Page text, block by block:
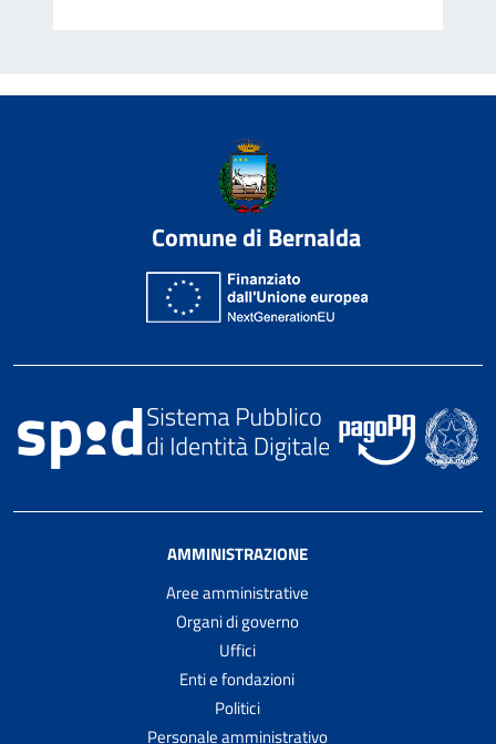
Comune di Bernalda
AMMINISTRAZIONE
Aree amministrative
Organi di governo
Uffici
Enti e fondazioni
Politici
Personale amministrativo